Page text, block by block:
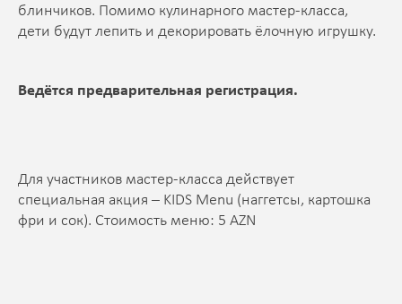
блинчиков. Помимо кулинарного мастер-класса,
дети будут лепить и декорировать ёлочную игрушку.
Ведётся предварительная регистрация.
Для участников мастер-класса действует
специальная акция – KIDS Menu (наггетсы, картошка
фри и сок). Стоимость меню: 5 AZN